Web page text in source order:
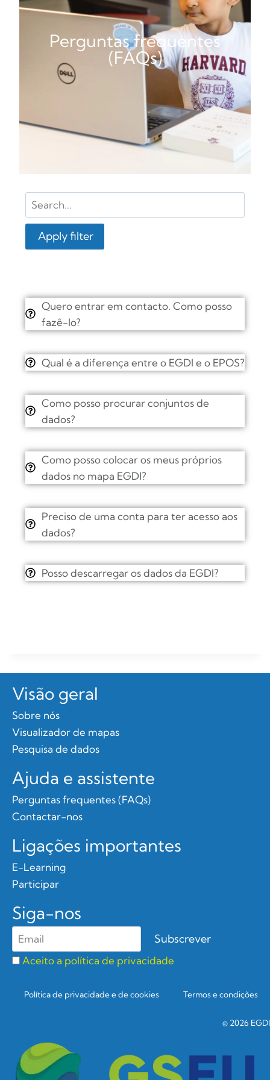
Perguntas frequentes
(FAQs)
Apply filter
Quero entrar em contacto. Como posso
fazê-lo?
Qual é a diferença entre o EGDI e o EPOS?
Como posso procurar conjuntos de
dados?
Como posso colocar os meus próprios
dados no mapa EGDI?
Preciso de uma conta para ter acesso aos
dados?
Posso descarregar os dados da EGDI?
Visão geral
Sobre nós
Visualizador de mapas
Pesquisa de dados
Ajuda e assistente
Perguntas frequentes (FAQs)
Contactar-nos
Ligações importantes
E-Learning
Participar
Siga-nos
Aceito a política de privacidade
Política de privacidade e de cookies Termos e condições
© 2026 EGDI